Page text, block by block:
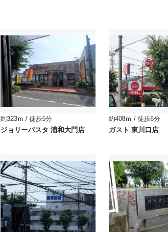
約323ｍ / 徒歩5分
ジョリーパスタ 浦和大門店
約408ｍ / 徒歩6分
ガスト 東川口店